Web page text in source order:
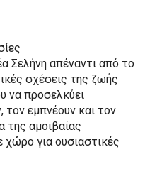
Σελήνη απέναντι από το
σχέσεις της ζωής
να προσελκύει
εμπνέουν και τον
της αμοιβαίας
χώρο για ουσιαστικές